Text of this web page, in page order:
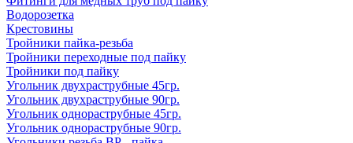
Водорозетка
Крестовины
Тройники пайка-резьба
Тройники переходные под пайку
Тройники под пайку
Угольник двухраструбные 45гр.
Угольник двухраструбные 90гр.
Угольник однораструбные 45гр.
Угольник однораструбные 90гр.